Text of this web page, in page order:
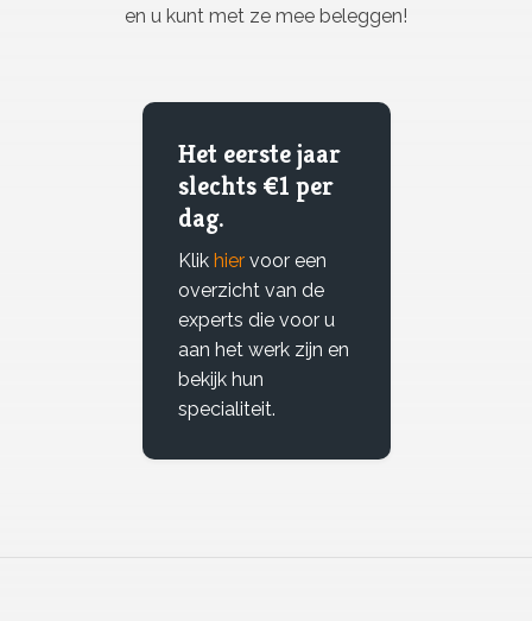
en u kunt met ze mee beleggen!
Het eerste jaar
slechts €1 per
dag.
Klik hiervoor een
overzicht van de
experts die voor u
aan het werk zijn en
bekijk hun
specialiteit.